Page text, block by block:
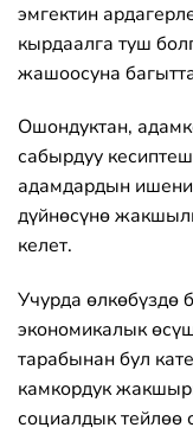
эмгектин
кырдаалга туш
жашоосуна
Ошондуктан,
сабырдуу
адамдардын
дүйнөсүнө
келет.
Учурда өлкөбүздө
экономикалык
тарабынан бул
камкордук
социалдык